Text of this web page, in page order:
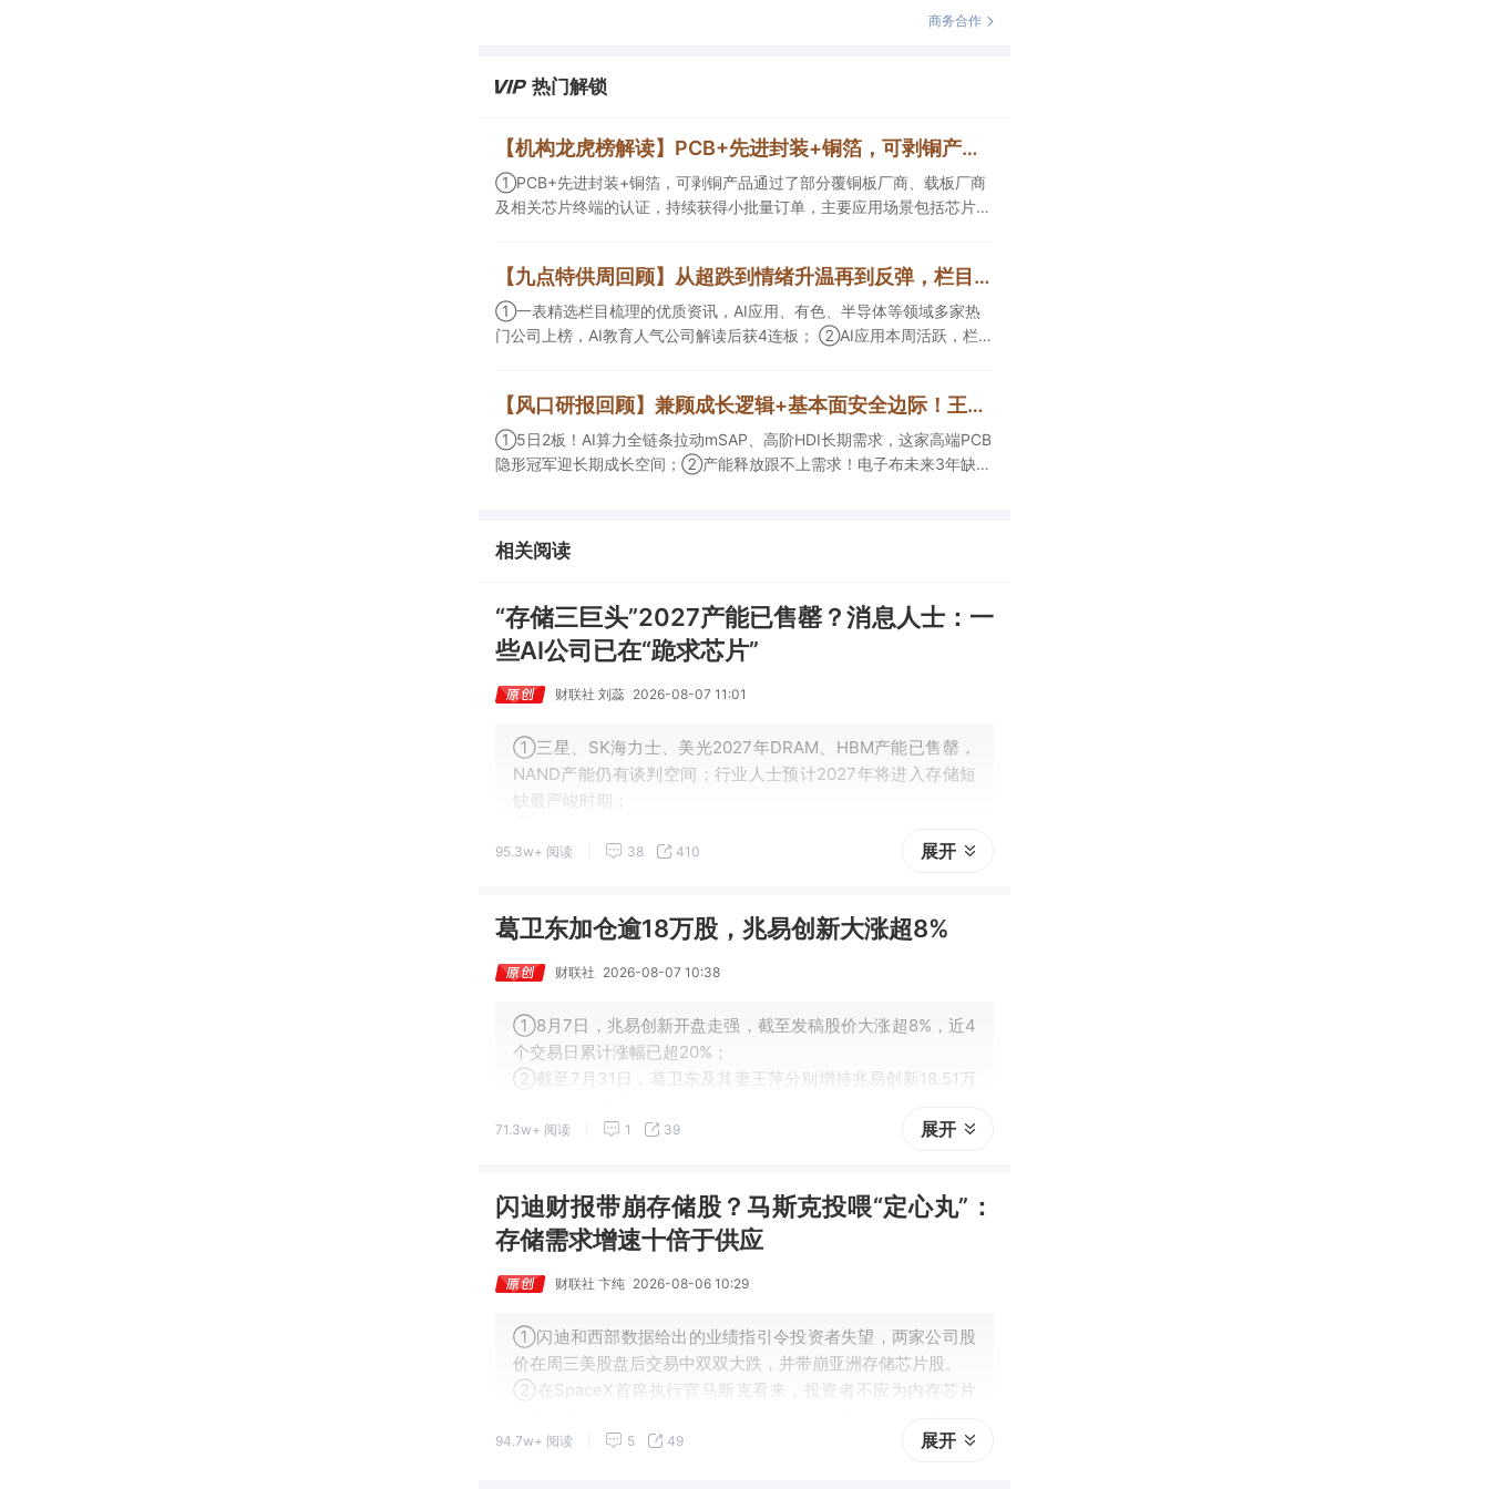
商务合作
热门解锁
【机构龙虎榜解读】PCB+先进封装+铜箔，可剥铜产品通过了部分覆铜板厂商、载板厂商及相关芯片终端的认证，持续获得小批量订单，主要应用场景包括芯片封装光模块用PCB，机构大额净买入这家公司
①PCB+先进封装+铜箔，可剥铜产品通过了部分覆铜板厂商、载板厂商
及相关芯片终端的认证，持续获得小批量订单，主要应用场景包括芯片封
具备承接细胞与基因治疗产品商业化受托生产的合规资质，这家公司获净
买入。
【九点特供周回顾】从超跌到情绪升温再到反弹，栏目梳理AI应用题材逻辑，AI教育人气公司解读后获4连板
①一表精选栏目梳理的优质资讯，AI应用、有色、半导体等领域多家热
门公司上榜，AI教育人气公司解读后获4连板； ②AI应用本周活跃，栏目
提及2家核心公司双双涨停。
【风口研报回顾】兼顾成长逻辑+基本面安全边际！王牌自营前瞻覆盖“pcb+MLCC+电子布”，梳理AI产业链优质标的“深坑起跳”
①5日2板！AI算力全链条拉动mSAP、高阶HDI长期需求，这家高端PCB
隐形冠军迎长期成长空间；②产能释放跟不上需求！电子布未来3年缺口
王牌自营前瞻捕捉“预期差”，3日大涨26%。
相关阅读
“存储三巨头”2027产能已售罄？消息人士：一
些AI公司已在“跪求芯片”
财联社 刘蕊 2026-08-07 11:01
①三星、SK海力士、美光2027年DRAM、HBM产能已售罄，
NAND产能仍有谈判空间；行业人士预计2027年将进入存储短
缺最严峻时期；
任天堂已上调游戏主机售价，iPhone 18 Pro预计售价超1399
95.3w+ 阅读 38 410 展开
葛卫东加仓逾18万股，兆易创新大涨超8%
财联社 2026-08-07 10:38
①8月7日，兆易创新开盘走强，截至发稿股价大涨超8%，近4
个交易日累计涨幅已超20%；
②截至7月31日，葛卫东及其妻王萍分别增持兆易创新18.51万
71.3w+ 阅读 1 39 展开
闪迪财报带崩存储股？马斯克投喂“定心丸”：
存储需求增速十倍于供应
财联社 卞纯 2026-08-06 10:29
①闪迪和西部数据给出的业绩指引令投资者失望，两家公司股
价在周三美股盘后交易中双双大跌，并带崩亚洲存储芯片股。
②在SpaceX首席执行官马斯克看来，投资者不应为内存芯片
超过了供应增速。
94.7w+ 阅读 5 49 展开